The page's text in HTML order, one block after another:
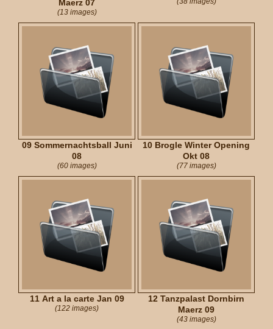
Maerz 07
(13 images)
09 Sommernachtsball Juni
08
(60 images)
10 Brogle Winter Opening
Okt 08
(77 images)
11 Art a la carte Jan 09
(122 images)
12 Tanzpalast Dornbirn
Maerz 09
(43 images)